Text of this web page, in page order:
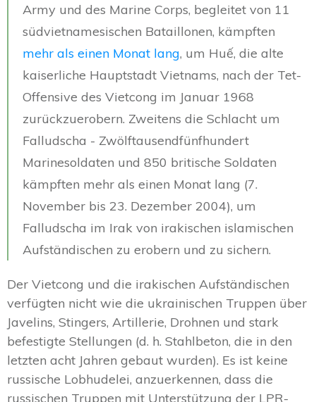
Army und des Marine Corps, begleitet von 11
südvietnamesischen Bataillonen, kämpften
mehr als einen Monat lang, um Huế, die alte
kaiserliche Hauptstadt Vietnams, nach der Tet-
Offensive des Vietcong im Januar 1968
zurückzuerobern. Zweitens die Schlacht um
Falludscha - Zwölftausendfünfhundert
Marinesoldaten und 850 britische Soldaten
kämpften mehr als einen Monat lang (7.
November bis 23. Dezember 2004), um
Falludscha im Irak von irakischen islamischen
Aufständischen zu erobern und zu sichern.
Der Vietcong und die irakischen Aufständischen
verfügten nicht wie die ukrainischen Truppen über
Javelins, Stingers, Artillerie, Drohnen und stark
befestigte Stellungen (d. h. Stahlbeton, die in den
letzten acht Jahren gebaut wurden). Es ist keine
russische Lobhudelei, anzuerkennen, dass die
russischen Truppen mit Unterstützung der LPR-